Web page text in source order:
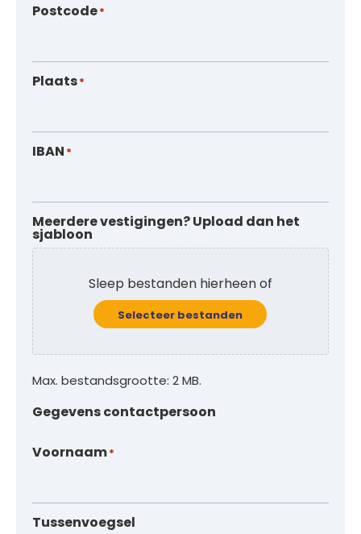
Postcode*
Plaats*
IBAN *
Meerdere vestigingen? Upload dan het
sjabloon
Sleep bestanden hierheen of
Selecteer bestanden
Max. bestandsgrootte: 2 MB.
Gegevens contactpersoon
Voornaam*
Tussenvoegsel